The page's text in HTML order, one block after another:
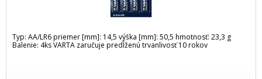
Typ: AA/LR6 priemer [mm]: 14,5 výška [mm]: 50,5 hmotnosť: 23,3 g
Balenie: 4ks VARTA zaručuje predĺženú trvanlivosť 10 rokov